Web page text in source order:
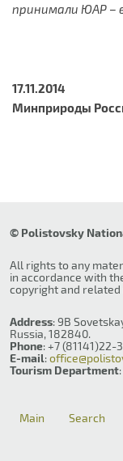
принимали ЮАР – в
Минприроды
© Polistovsky
All rights to any
in accordance with
copyright and related
Address: 9B
Russia, 182840.
Phone: +7 (81141)22-
E-mail:
Tourism Department:
Main Search